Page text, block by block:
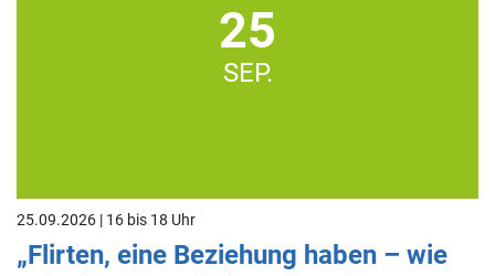
25
SEP.
25.09.2026 | 16 bis 18 Uhr
„Flirten, eine Beziehung haben – wie